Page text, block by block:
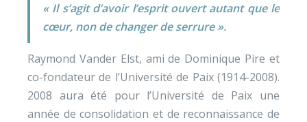
« Il s’agit d’avoir l’esprit ouvert autant que le
cœur, non de changer de serrure ».
Raymond Vander Elst, ami de Dominique Pire et
co-fondateur de l’Université de Paix (1914-2008).
2008 aura été pour l’Université de Paix une
année de consolidation et de reconnaissance de